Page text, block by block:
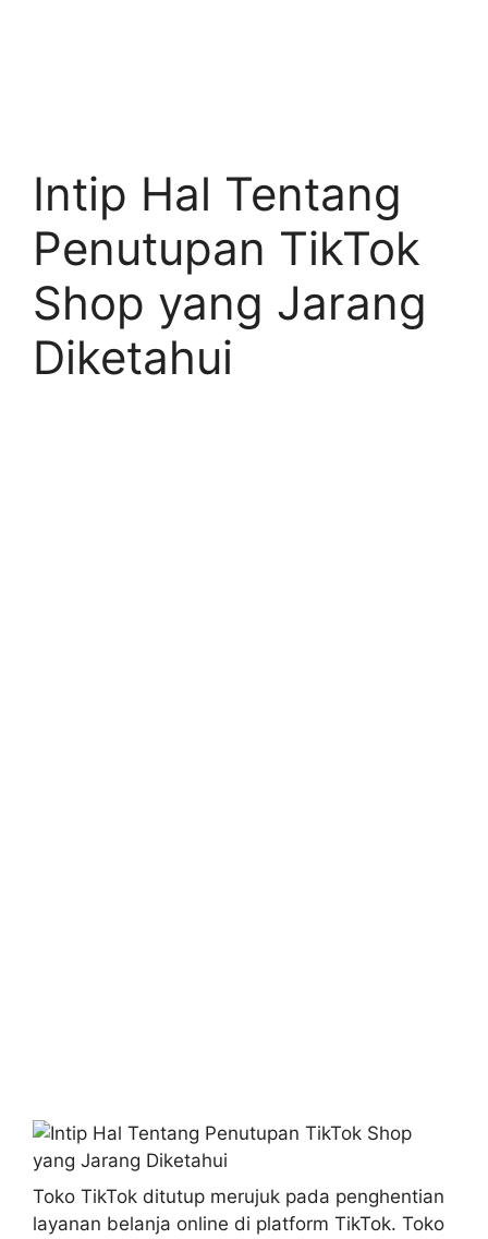
Intip Hal Tentang
Penutupan TikTok
Shop yang Jarang
Diketahui
Toko TikTok ditutup merujuk pada penghentian
layanan belanja online di platform TikTok. Toko